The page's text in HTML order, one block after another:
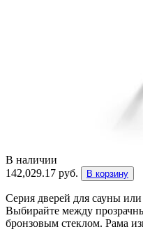
В наличии
142,029.17 руб. В корзину
Серия дверей для сауны
Выбирайте между
бронзовым стеклом. Рама